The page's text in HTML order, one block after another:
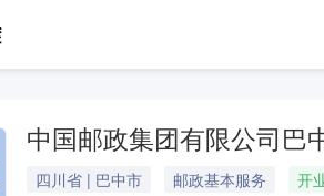
中国邮政集团有限公司巴
四川省 | 巴中市 邮政基本服务
开